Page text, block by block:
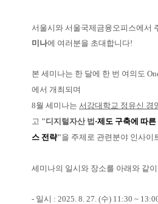
서울시와 서울국제금융오피스에서
미나에 여러분을 초대합니다!
본 세미나는 한 달에 한 번 여의도
에서 개최되며
8월 세미나는 서강대학교 정유신 경
고 "디지털자산 법·제도 구축에 따
스 전략"을 주제로 관련분야 인사이
세미나의 일시와 장소를 아래와 같
- 일시 : 2025. 8. 27. (수) 11:30 ~